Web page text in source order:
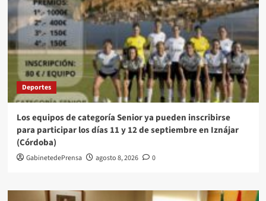
Deportes
Los equipos de categoría Senior ya pueden inscribirse
para participar los días 11 y 12 de septiembre en Iznájar
(Córdoba)
GabinetedePrensa agosto 8, 2026 0